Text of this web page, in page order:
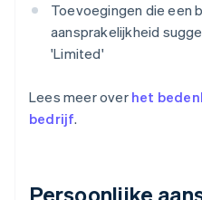
Toevoegingen die een
aansprakelijkheid
'Limited'
Lees meer over het
bedrijf.